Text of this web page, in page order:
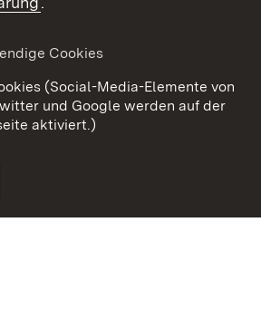
Barrierefreiheit
Cookies
Cookies
(Social-Media-Elemente von
und Google werden auf der
aktiviert.)